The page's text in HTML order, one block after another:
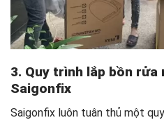
3. Quy trình lắp bồn rửa
Saigonfix
Saigonfix luôn tuân thủ một